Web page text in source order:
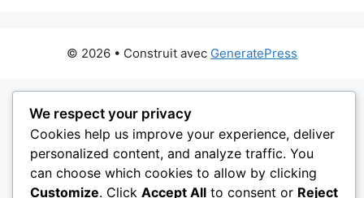
© 2026 • Construit avec GeneratePress
We respect your privacy
Cookies help us improve your experience, deliver
personalized content, and analyze traffic. You
can choose which cookies to allow by clicking
Customize. Click Accept All to consent or Reject